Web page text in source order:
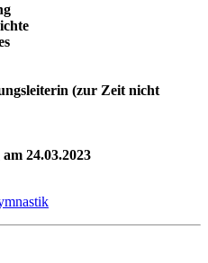
(zur Zeit nicht
24.03.2023